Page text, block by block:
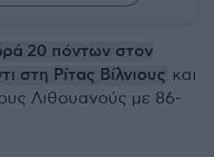
20 πόντων στον
στη Ρίτας Βίλνιους και
Λιθουανούς με 86-